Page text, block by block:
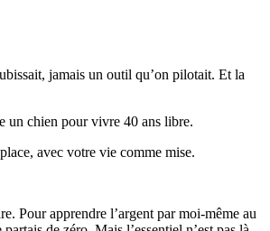
jamais un outil qu’on pilotait. Et la
un chien pour vivre 40 ans libre.
avec votre vie comme mise.
Pour apprendre l’argent par moi-même au